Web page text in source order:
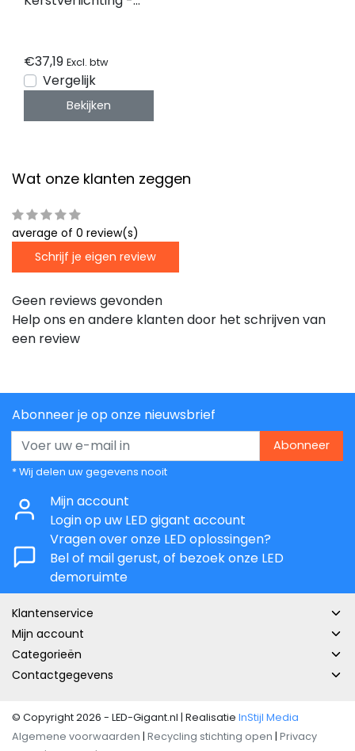
€37,19 Excl. btw
Vergelijk
Bekijken
Wat onze klanten zeggen
average of 0 review(s)
Schrijf je eigen review
Geen reviews gevonden
Help ons en andere klanten door het schrijven van
een review
Abonneer je op onze nieuwsbrief
Abonneer
* Wij delen uw gegevens nooit
Mijn account
Login op uw LED gigant account
Vragen over onze LED oplossingen?
Bel of mail gerust, of bezoek onze LED
demoruimte
Klantenservice
Mijn account
Categorieën
Contactgegevens
© Copyright 2026 - LED-Gigant.nl | Realisatie InStijl Media
Algemene voorwaarden | Recycling stichting open | Privacy